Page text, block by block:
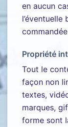
en aucun
Propriété
Tout le
façon non
textes,
marques,
forme sont